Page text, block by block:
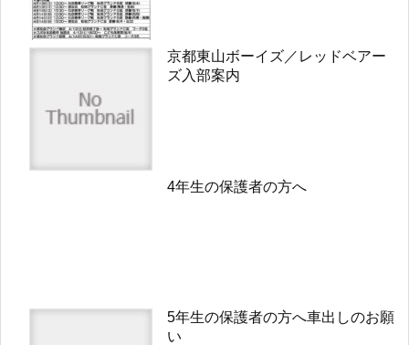
京都東山ボーイズ／レッドベアー
ズ入部案内
4年生の保護者の方へ
5年生の保護者の方へ車出しのお願
い